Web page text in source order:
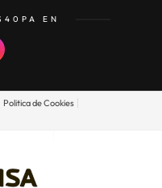
EN
Politica de Cookies